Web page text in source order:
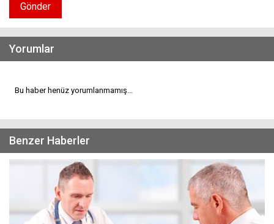
Gönder
Yorumlar
Bu haber henüz yorumlanmamış...
Benzer Haberler